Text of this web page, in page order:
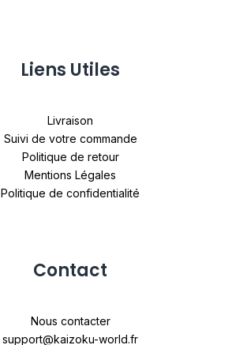
Liens Utiles
Livraison
Suivi de votre commande
Politique de retour
Mentions Légales
Politique de confidentialité
Contact
Nous contacter
support@kaizoku-world.fr